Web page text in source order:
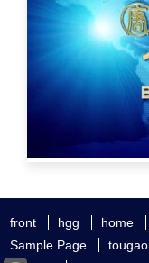
front hgg home
Sample Page
tougao